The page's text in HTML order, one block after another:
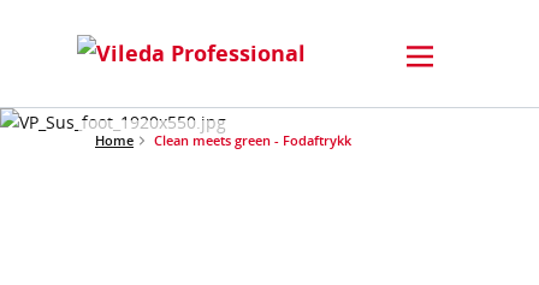
Home Clean meets green - Fodaftrykk